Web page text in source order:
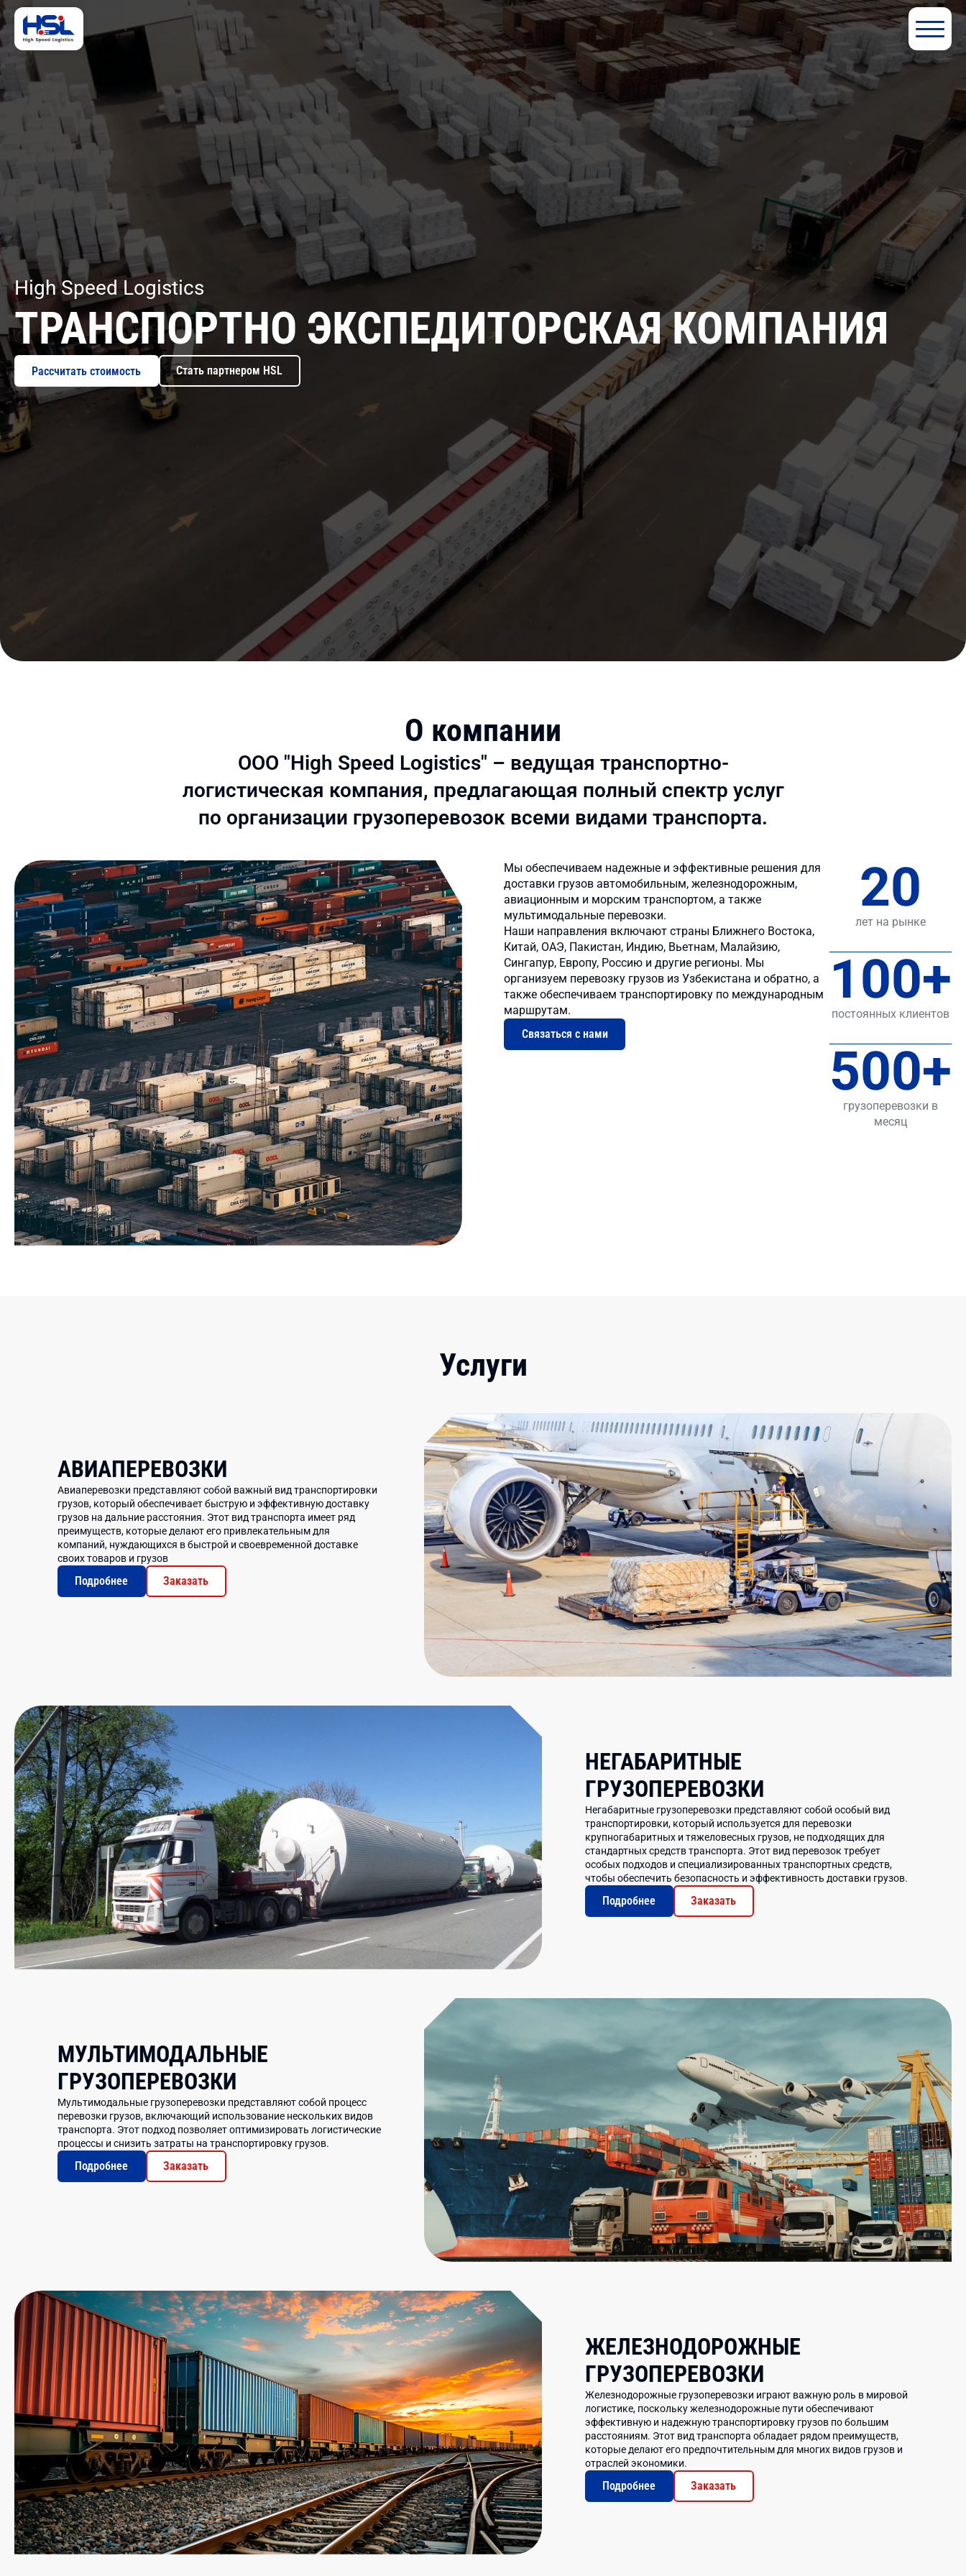
High Speed Logistics
ТРАНСПОРТНО ЭКСПЕДИТОРСКАЯ КОМПАНИЯ
Рассчитать стоимость Стать партнером HSL
О компании
ООО "High Speed Logistics" – ведущая транспортно-
логистическая компания, предлагающая полный спектр услуг
по организации грузоперевозок всеми видами транспорта.
Мы обеспечиваем надежные и эффективные решения для
доставки грузов автомобильным, железнодорожным,
авиационным и морским транспортом, а также
мультимодальные перевозки.
Наши направления включают страны Ближнего Востока,
Китай, ОАЭ, Пакистан, Индию, Вьетнам, Малайзию,
Сингапур, Европу, Россию и другие регионы. Мы
организуем перевозку грузов из Узбекистана и обратно, а
также обеспечиваем транспортировку по международным
маршрутам.
Связаться с нами
20
лет на рынке
100+
постоянных клиентов
500+
грузоперевозки в
месяц
Услуги
АВИАПЕРЕВОЗКИ
Авиаперевозки представляют собой важный вид транспортировки
грузов, который обеспечивает быструю и эффективную доставку
грузов на дальние расстояния. Этот вид транспорта имеет ряд
преимуществ, которые делают его привлекательным для
компаний, нуждающихся в быстрой и своевременной доставке
своих товаров и грузов
Подробнее Заказать
НЕГАБАРИТНЫЕ
ГРУЗОПЕРЕВОЗКИ
Негабаритные грузоперевозки представляют собой особый вид
транспортировки, который используется для перевозки
крупногабаритных и тяжеловесных грузов, не подходящих для
стандартных средств транспорта. Этот вид перевозок требует
особых подходов и специализированных транспортных средств,
чтобы обеспечить безопасность и эффективность доставки грузов.
Подробнее Заказать
МУЛЬТИМОДАЛЬНЫЕ
ГРУЗОПЕРЕВОЗКИ
Мультимодальные грузоперевозки представляют собой процесс
перевозки грузов, включающий использование нескольких видов
транспорта. Этот подход позволяет оптимизировать логистические
процессы и снизить затраты на транспортировку грузов.
Подробнее Заказать
ЖЕЛЕЗНОДОРОЖНЫЕ
ГРУЗОПЕРЕВОЗКИ
Железнодорожные грузоперевозки играют важную роль в мировой
логистике, поскольку железнодорожные пути обеспечивают
эффективную и надежную транспортировку грузов по большим
расстояниям. Этот вид транспорта обладает рядом преимуществ,
которые делают его предпочтительным для многих видов грузов и
отраслей экономики.
Подробнее Заказать